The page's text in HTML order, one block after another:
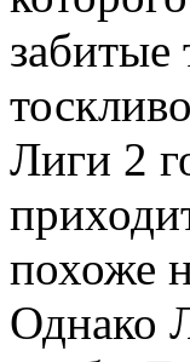
забитые
Лиги 2
похоже
Однако